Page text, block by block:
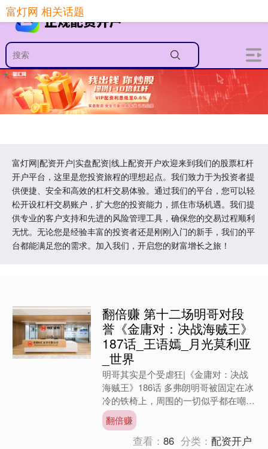
富灯网|配资开户|实盘配资|线上配资开户欢迎来到我们的股票杠杆
开户平台，这里是您投资旅程的理想起点。我们致力于为投资者提
供便捷、安全和高效的杠杆交易体验。通过我们的平台，您可以轻
松开设杠杆交易账户，扩大您的投资能力，抓住市场机遇。我们提
供专业的客户支持和先进的风险管理工具，确保您的交易过程顺利
无忧。无论您是经验丰富的投资者还是刚刚入门的新手，我们的平
台都能满足您的需求。加入我们，开启您的财富增长之旅！
富灯网 相关话题
翻倍赚 第十二场明哥对段
誉《金庸对：决战海贼王》
187话_王语嫣_月光莫利亚
_世界
明哥其实是个受虐狂|《金庸对：决战
海贼王》186话 多弗朗明哥被固定在冰
冷的铁椅上，周围的一切似乎都在嘲笑
他的无助。 审讯室里的每一件刑具都
在讲述着一个又一个痛....
翻倍赚
查看：86 分类：配资开户